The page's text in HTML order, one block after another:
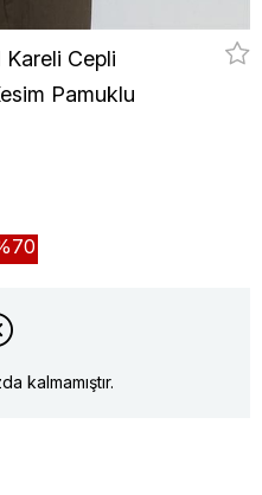
Cepli
Pamuklu
70
kalmamıştır.